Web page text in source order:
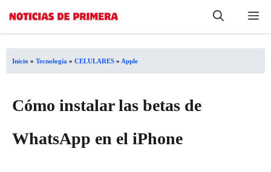
Saltar
contenido
Inicio » Tecnología » CELULARES » Apple
Cómo instalar las betas de
WhatsApp en el iPhone